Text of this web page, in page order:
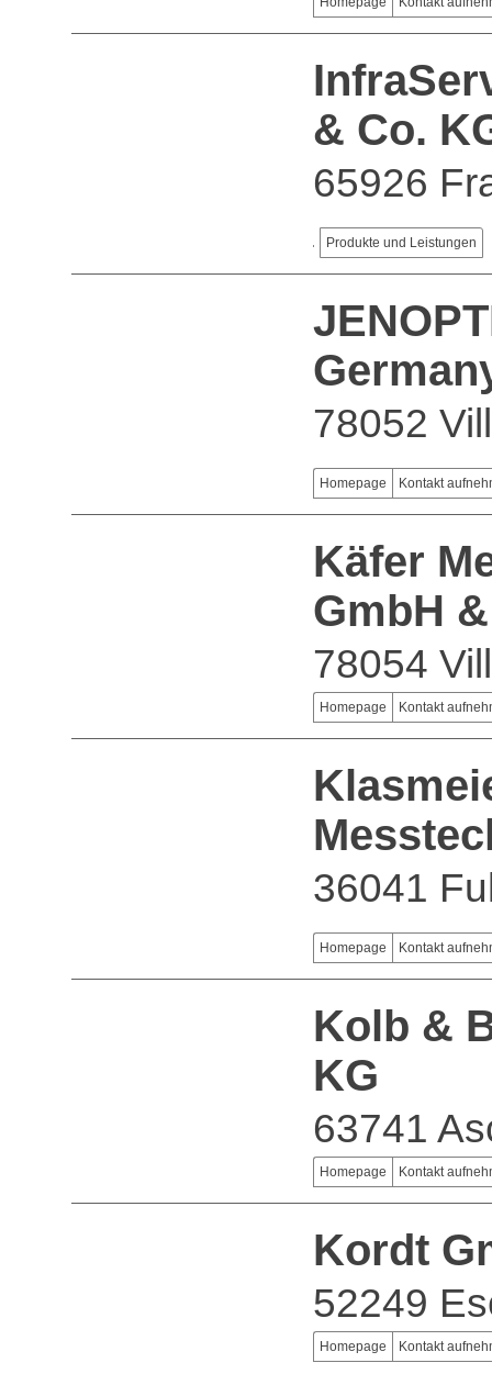
& Co.
65926
Produkte und Leistungen
78052
Homepage Kontakt
Käfer
GmbH
78054
Homepage Kontakt
36041
Homepage Kontakt
Kolb &
KG
63741
Homepage Kontakt
Kordt
52249
Homepage Kontakt